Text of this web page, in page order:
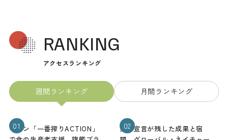
RANKING
アクセスランキング
週間ランキング 月間ランキング
01
キリン「一番搾りACTION」
02
熊本宣言が残した成果と宿